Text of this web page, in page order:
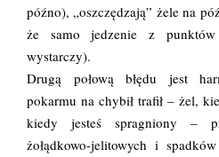
późno), „oszczędzają” żele na
że samo jedzenie z
wystarczy).
Drugą połową błędu jest
pokarmu na chybił trafił – żel,
kiedy jesteś spragniony –
żołądkowo-jelitowych i